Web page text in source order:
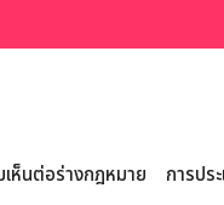
ห็นต่อร่างกฎหมาย
การปร